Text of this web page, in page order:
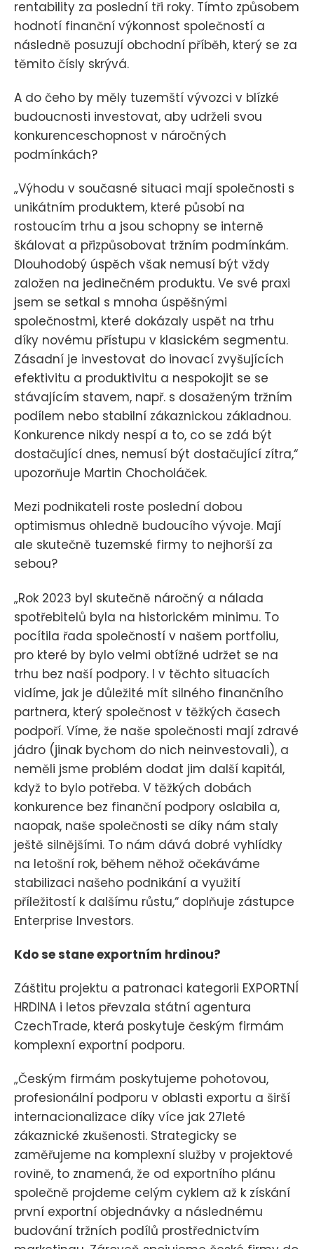
rentability za poslední tři roky. Tímto způsobem
hodnotí finanční výkonnost společností a
následně posuzují obchodní příběh, který se za
těmito čísly skrývá.
A do čeho by měly tuzemští vývozci v blízké
budoucnosti investovat, aby udrželi svou
konkurenceschopnost v náročných
podmínkách?
„Výhodu v současné situaci mají společnosti s
unikátním produktem, které působí na
rostoucím trhu a jsou schopny se interně
škálovat a přizpůsobovat tržním podmínkám.
Dlouhodobý úspěch však nemusí být vždy
založen na jedinečném produktu. Ve své praxi
jsem se setkal s mnoha úspěšnými
společnostmi, které dokázaly uspět na trhu
díky novému přístupu v klasickém segmentu.
Zásadní je investovat do inovací zvyšujících
efektivitu a produktivitu a nespokojit se se
stávajícím stavem, např. s dosaženým tržním
podílem nebo stabilní zákaznickou základnou.
Konkurence nikdy nespí a to, co se zdá být
dostačující dnes, nemusí být dostačující zítra,“
upozorňuje Martin Chocholáček.
Mezi podnikateli roste poslední dobou
optimismus ohledně budoucího vývoje. Mají
ale skutečně tuzemské firmy to nejhorší za
sebou?
„Rok 2023 byl skutečně náročný a nálada
spotřebitelů byla na historickém minimu. To
pocítila řada společností v našem portfoliu,
pro které by bylo velmi obtížné udržet se na
trhu bez naší podpory. I v těchto situacích
vidíme, jak je důležité mít silného finančního
partnera, který společnost v těžkých časech
podpoří. Víme, že naše společnosti mají zdravé
jádro (jinak bychom do nich neinvestovali), a
neměli jsme problém dodat jim další kapitál,
když to bylo potřeba. V těžkých dobách
konkurence bez finanční podpory oslabila a,
naopak, naše společnosti se díky nám staly
ještě silnějšími. To nám dává dobré vyhlídky
na letošní rok, během něhož očekáváme
stabilizaci našeho podnikání a využití
příležitostí k dalšímu růstu,“ doplňuje zástupce
Enterprise Investors.
Kdo se stane exportním hrdinou?
Záštitu projektu a patronaci kategorii EXPORTNÍ
HRDINA i letos převzala státní agentura
CzechTrade, která poskytuje českým firmám
komplexní exportní podporu.
„Českým firmám poskytujeme pohotovou,
profesionální podporu v oblasti exportu a širší
internacionalizace díky více jak 27leté
zákaznické zkušenosti. Strategicky se
zaměřujeme na komplexní služby v projektové
rovině, to znamená, že od exportního plánu
společně projdeme celým cyklem až k získání
první exportní objednávky a následnému
budování tržních podílů prostřednictvím